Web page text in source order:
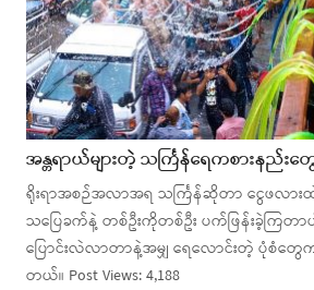
အန္တရာယ်များတဲ့ သင်္ကြန်ရေကစားနည်းတွ
ရိုးရာအစဉ်အလာအရ သင်္ကြန်ဆိုတာ ငွေဖလာ
သပြေခက်နဲ့ တစ်ဦးကိုတစ်ဦး ပက်ဖြန်းခဲ့ကြတ
ပြောင်းလဲလာတာနဲ့အမျှ ရေလောင်းတဲ့ ပုံစံတွေ
တယ်။ Post Views: 4,188